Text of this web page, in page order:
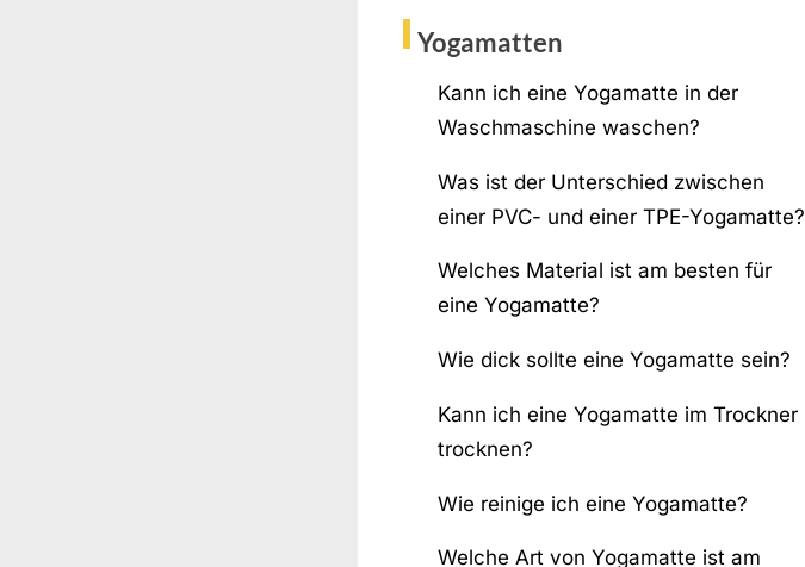
Yogamatten
Kann ich eine Yogamatte in der
Waschmaschine waschen?
Was ist der Unterschied zwischen
einer PVC- und einer TPE-Yogamatte?
Welches Material ist am besten für
eine Yogamatte?
Wie dick sollte eine Yogamatte sein?
Kann ich eine Yogamatte im Trockner
trocknen?
Wie reinige ich eine Yogamatte?
Welche Art von Yogamatte ist am